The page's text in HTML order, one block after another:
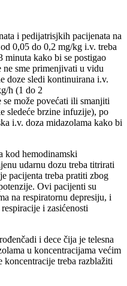
i pedijatrisjkih pacijenata na
0,05 do 0,2 mg/kg i.v. treba
minuta kako bi se postigao
sme primenjivati u vidu
doze sledi kontinuirana i.v.
h (1 do 2
može povećati ili smanjiti
sledeće brzine infuzije), po
i.v. doza midazolama kako bi
kod hemodinamski
udarnu dozu treba titrirati
pacijenta treba pratiti zbog
Ovi pacijenti su
na respiratornu depresiju, i
i zasićenosti
i dece čija je telesna
u koncentracijama većim
koncentracije treba razblažiti